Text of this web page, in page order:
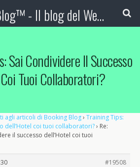
Booking Blog™ - Il blog del Web Marketing Turistico
Sai Condividere Il Successo
Tuoi Collaboratori?
agli articoli di Booking Blog› Training Tips:
dell’Hotel coi tuoi collaboratori?› Re:
il successo dell’Hotel coi tuoi
#19508